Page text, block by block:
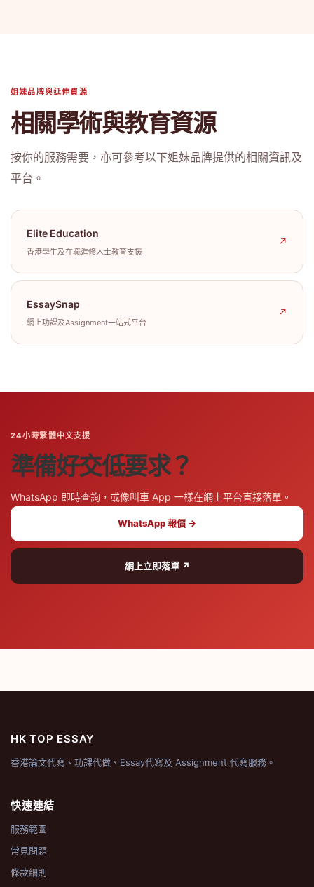
姐妹品牌與延伸資源
相關學術與教育資源
按你的服務需要，亦可參考以下姐妹品牌提供的相關資訊及
平台。
Elite Education
香港學生及在職進修人士教育支援
↗
EssaySnap
網上功課及Assignment一站式平台
↗
24小時繁體中文支援
準備好交低要求？
WhatsApp 即時查詢，或像叫車 App 一樣在網上平台直接落單。
WhatsApp 報價 →
網上立即落單 ↗
HK TOP ESSAY
香港論文代寫、功課代做、Essay代寫及 Assignment 代寫服務。
快速連結
服務範圍
常見問題
條款細則